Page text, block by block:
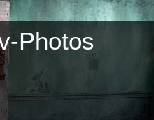
Photos